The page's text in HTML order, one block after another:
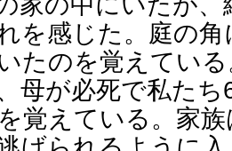
を感じた。庭の
たのを覚えてい
母が必死で私た
覚えている。家